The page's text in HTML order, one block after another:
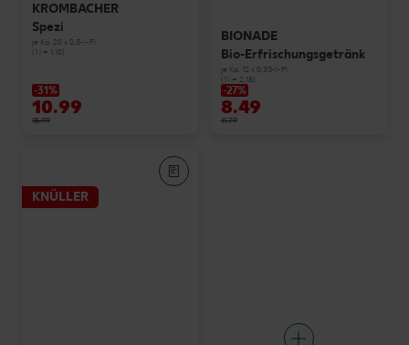
KROMBACHER
Spezi
je Ka. 20 x 0,5-l-Fl.
(1 l = 1.10)
-31%
10.99
15.99
BIONADE
Bio-Erfrischungsgetränk
je Ka. 12 x 0,33-l-Fl.
(1 l = 2.15)
-27%
8.49
11.79
KNÜLLER